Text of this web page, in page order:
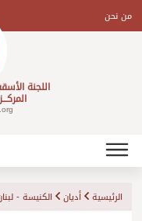
contentمن نحن
اللجنة
الرئيسية أديان الكنيسة -